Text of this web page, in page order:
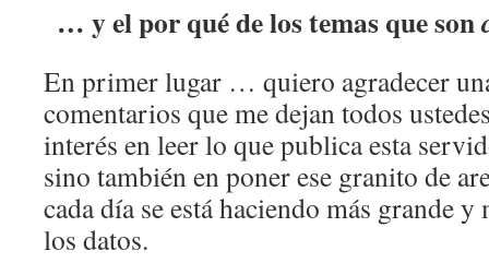
… y el por qué de los temas que son
En primer lugar … quiero agradecer
comentarios que me dejan todos
interés en leer lo que publica esta
sino también en poner ese granito de
cada día se está haciendo más grande
los datos.